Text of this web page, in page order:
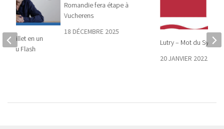
Romandie fera étape à
Vucherens
18 DÉCEMBRE 2025
Lutry – Mot du Syndic
20 JANVIER 2022
8 juillet en un
au Flash